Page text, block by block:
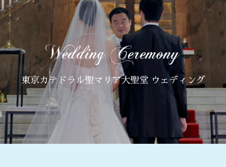
東京カテドラル聖マリア大聖堂 ウェディング